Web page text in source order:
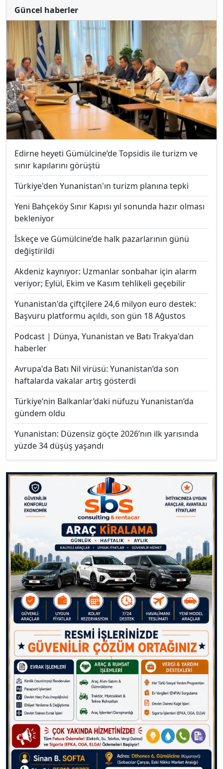
Güncel haberler
Edirne heyeti Gümülcine’de Topsidis ile turizm ve
sınır kapılarını görüştü
Türkiye'den Yunanistan'ın turizm planına tepki
Yeni Bahçeköy Sınır Kapısı yıl sonunda hazır olması
bekleniyor
İskeçe ve Gümülcine’de halk pazarlarının günü
değiştirildi
Akdeniz kaynıyor: Uzmanlar sonbahar için alarm
veriyor; Eylül, Ekim ve Kasım tehlikeli geçebilir
Yunanistan'da çiftçilere 24,6 milyon euro destek:
Başvuru platformu açıldı, son gün 18 Ağustos
Podcast | Dünya, Yunanistan ve Batı Trakya'dan
haberler
Avrupa'da Batı Nil virüsü: Yunanistan’da son
haftalarda vakalar artış gösterdi
Türkiye’nin Balkanlar’daki nüfuzu Yunanistan’da
gündem oldu
Yunanistan: Düzensiz göçte 2026’nın ilk yarısında
yüzde 34 düşüş yaşandı